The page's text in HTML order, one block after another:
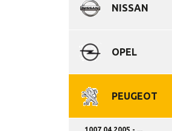
NISSAN
OPEL
PEUGEOT